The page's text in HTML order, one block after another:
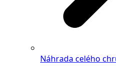
Náhrada celého